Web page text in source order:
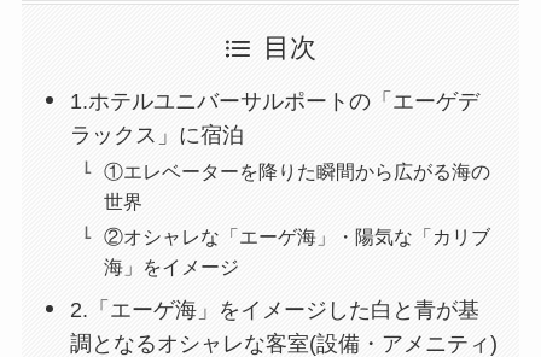
目次
1.ホテルユニバーサルポートの「エーゲデ
ラックス」に宿泊
①エレベーターを降りた瞬間から広がる海の
世界
②オシャレな「エーゲ海」・陽気な「カリブ
海」をイメージ
2.「エーゲ海」をイメージした白と青が基
調となるオシャレな客室(設備・アメニティ)